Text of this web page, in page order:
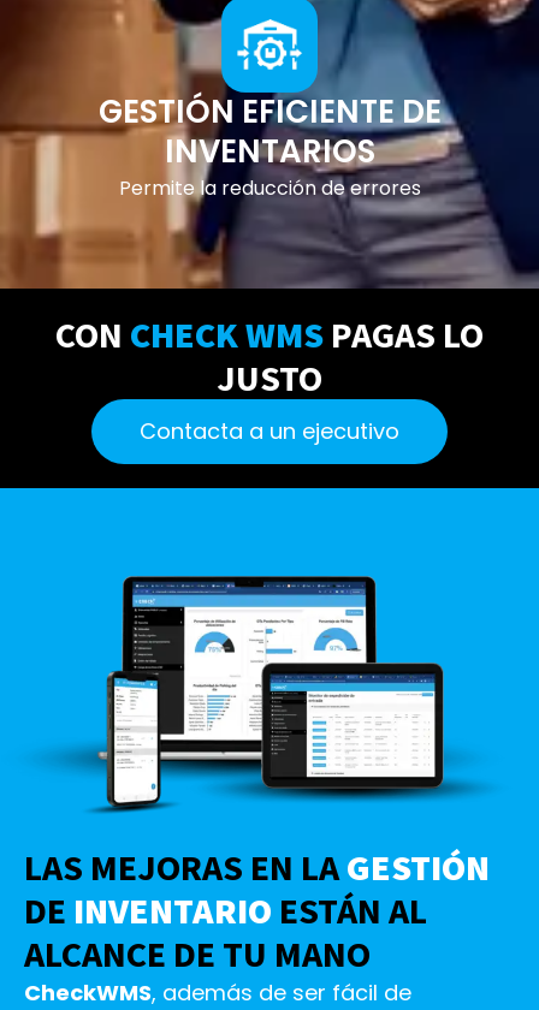
GESTIÓN EFICIENTE DE
INVENTARIOS
Permite la reducción de errores
CON CHECK WMS PAGAS LO
JUSTO
Contacta a un ejecutivo
LAS MEJORAS EN LAGESTIÓN
DE INVENTARIO ESTÁN AL
ALCANCE DE TU MANO
CheckWMS, además de ser fácil de